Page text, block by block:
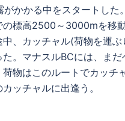
かかる中をスタートした
の標高2500～3000mを移
中、カッチャル(荷物を運
た。マナスルBCには、ま
物はこのルートでカッチ
ッチャルに出逢う。